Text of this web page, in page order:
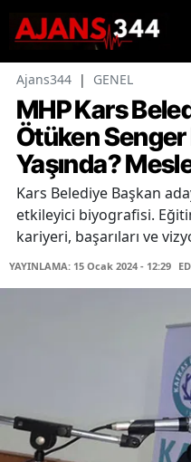
Ajans344 | GENEL
MHP Kars
Ötüken
Yaşında?
Kars Belediye Başkan
etkileyici biyografisi.
kariyeri, başarıları ve
YAYINLAMA: 15 Ocak 2024 - 12:29